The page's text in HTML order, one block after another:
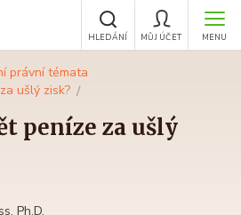
MENU
MŮJ ÚČET
HLEDÁNÍ
právní témata
ušlý zisk?
peníze za ušlý
Ph.D.